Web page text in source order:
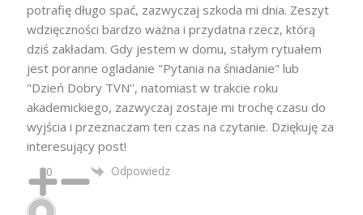
potrafię długo spać, zazwyczaj szkoda mi dnia. Zeszyt
wdzięczności bardzo ważna i przydatna rzecz, którą
dziś zakładam. Gdy jestem w domu, stałym rytuałem
jest poranne ogladanie "Pytania na śniadanie" lub
"Dzień Dobry TVN'', natomiast w trakcie roku
akademickiego, zazwyczaj zostaje mi trochę czasu do
wyjścia i przeznaczam ten czas na czytanie. Dziękuję za
interesujący post!
0 Odpowiedz